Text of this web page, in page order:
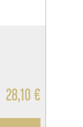
28,10 €